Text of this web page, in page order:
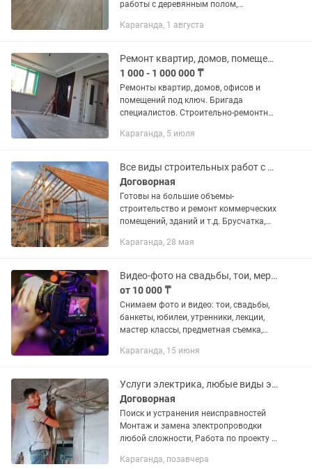
работы с деревянным полом,
стяжка. Работа с
закупке материалов.
Караганда, 1 августа
Ремонт квартир, домов, помещений все виды ремонтных работ
1 000 - 1 000 000 ₸
Ремонты квартир, домов, офисов и
помещений под ключ. Бригада
специалистов. Строительно-ремонтные
Сантехники Штукатуры маляры с
Декоративная...
Караганда, 5 июля
Все виды строительных работ с фундамента до отделки.
Договорная
Готовы на большие объемы-
строительство и ремонт коммерческих
помещений, зданий и т.д. Брусчатка,
КВАРТИРЫ ПОД КЛЮЧ! Дома под
Караганда, 28 мая
Видео-фото на свадьбы, тои, мероприятия, концерты, юбилеи под ключ
от 10 000 ₸
Снимаем фото и видео: тои, свадьбы,
банкеты, юбилеи, утренники, лекции,
мастер классы, предметная съемка,
концерты, интерьер, выписки и другие
Караганда, 15 июня
Услуги электрика, любые виды электромонтажных работ
Договорная
Поиск и устранения неисправностей
Монтаж и замена электропроводки
любой сложности, Работа по проекту и
электро и световых приборов:
Караганда, позавчера